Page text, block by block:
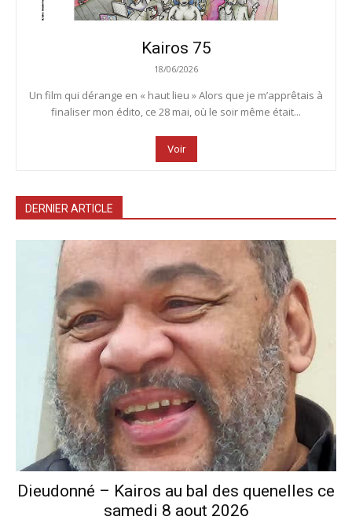
Kairos 75
18/06/2026
Un film qui dérange en « haut lieu » Alors que je m’apprêtais à
finaliser mon édito, ce 28 mai, où le soir même était...
Voir
DERNIER ARTICLE
Dieudonné – Kairos au bal des quenelles ce
samedi 8 aout 2026